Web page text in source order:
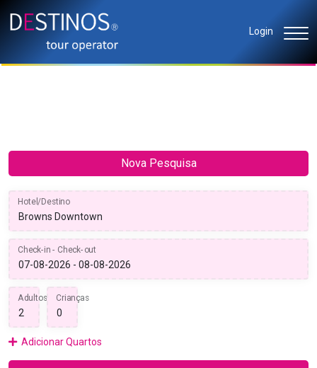
Login
Nova Pesquisa
Hotel/Destino
Check-in - Check-out
Adultos Crianças
Adicionar Quartos